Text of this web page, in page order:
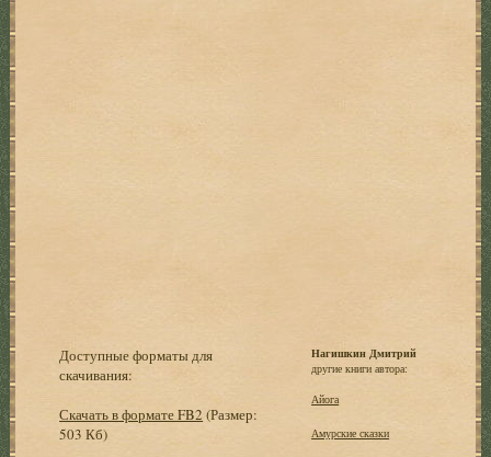
Доступные форматы для
скачивания:
Скачать в формате FB2 (Размер:
503 Кб)
Нагишкин Дмитрий
другие книги автора:
Айога
Амурские сказки